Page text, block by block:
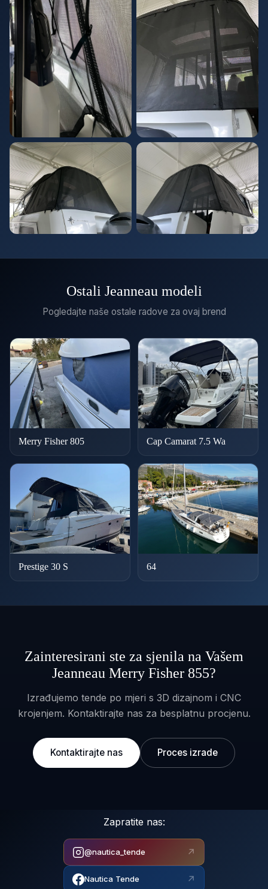
Ostali Jeanneau modeli
Pogledajte naše ostale radove za ovaj brend
Merry Fisher 805 Cap Camarat 7.5 Wa
Prestige 30 S 64
Zainteresirani ste za sjenila na Vašem
Jeanneau Merry Fisher 855?
Izrađujemo tende po mjeri s 3D dizajnom i CNC
krojenjem. Kontaktirajte nas za besplatnu procjenu.
Kontaktirajte nas Proces izrade
Zapratite nas:
@nautica_tende ↗
Nautica Tende ↗